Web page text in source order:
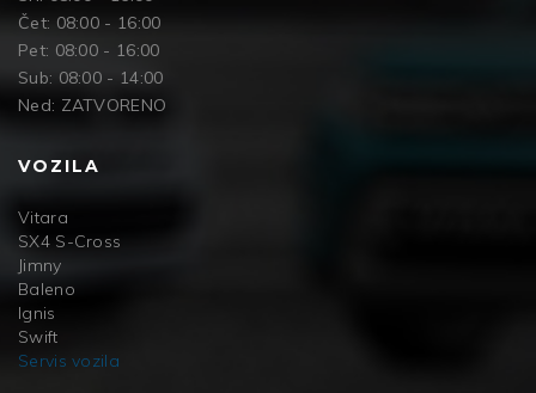
Čet: 08:00 - 16:00
Pet: 08:00 - 16:00
Sub: 08:00 - 14:00
Ned: ZATVORENO
VOZILA
Vitara
SX4 S-Cross
Jimny
Baleno
Ignis
Swift
Servis vozila